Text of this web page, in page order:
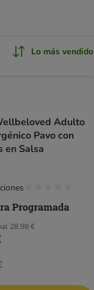
Lo más vendido
Adulto
Pavo con
en Salsa
28,98 €